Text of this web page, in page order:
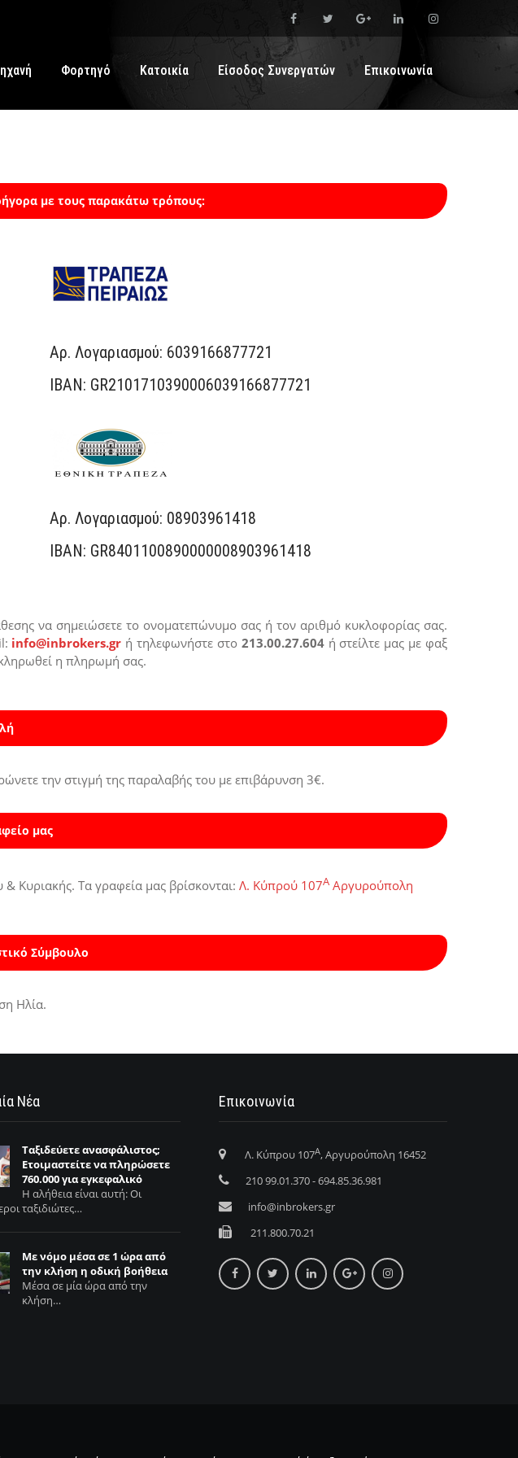
Φορτηγό Κατοικία Είσοδος Συνεργατών Επικοινωνία
με τους παρακάτω τρόπους:
Αρ. Λογαριασμού: 6039166877721
IBAN: GR2101710390006039166877721
Αρ. Λογαριασμού: 08903961418
IBAN: GR8401100890000008903961418
να σημειώσετε το ονοματεπώνυμο σας ή τον αριθμό κυκλοφορίας σας.
info@inbrokers.gr ή τηλεφωνήστε στο 213.00.27.604 ή στείλτε μας με φαξ
η πληρωμή σας.
την στιγμή της παραλαβής του με επιβάρυνση 3€.
μας
Κυριακής. Τα γραφεία μας βρίσκονται: Λ. Κύπρού 107Α Αργυρούπολη
Σύμβουλο
Ηλία.
Νέα
Ταξιδεύετε ανασφάλιστος;
Ετοιμαστείτε να πληρώσετε
760.000 για εγκεφαλικό
Η αλήθεια είναι αυτή: Οι
ταξιδιώτες…
Με νόμο μέσα σε 1 ώρα από
την κλήση η οδική βοήθεια
Μέσα σε μία ώρα από την
κλήση…
Επικοινωνία
Λ. Κύπρου 107Α, Αργυρούπολη 16452
210 99.01.370 - 694.85.36.981
info@inbrokers.gr
211.800.70.21